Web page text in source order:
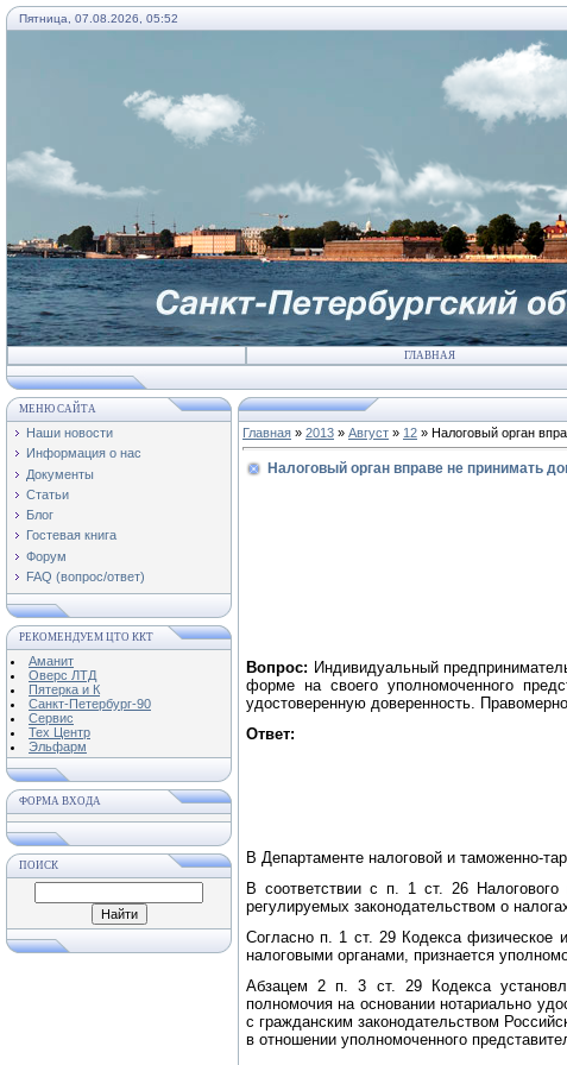
Пятница, 07.08.2026, 05:52
ГЛАВНАЯ
МЕНЮ САЙТА
Наши новости
Информация о нас
Документы
Статьи
Блог
Гостевая книга
Форум
FAQ (вопрос/ответ)
РЕКОМЕНДУЕМ ЦТО ККТ
Аманит
Оверс ЛТД
Пятерка и К
Санкт-Петербург-90
Сервис
Тех Центр
Эльфарм
ФОРМА ВХОДА
ПОИСК
Главная » 2013 » Август » 12 » Налоговый орган
Налоговый орган вправе не принимать
Вопрос: Индивидуальный
форме на своего уполномоченного
удостоверенную доверенность.
Ответ:
В Департаменте налоговой и таможенно-
В соответствии с п. 1 ст. 26
регулируемых законодательством о
Согласно п. 1 ст. 29 Кодекса физическое
налоговыми органами, признается
Абзацем 2 п. 3 ст. 29 Кодекса
полномочия на основании нотариально
с гражданским законодательством
в отношении уполномоченного